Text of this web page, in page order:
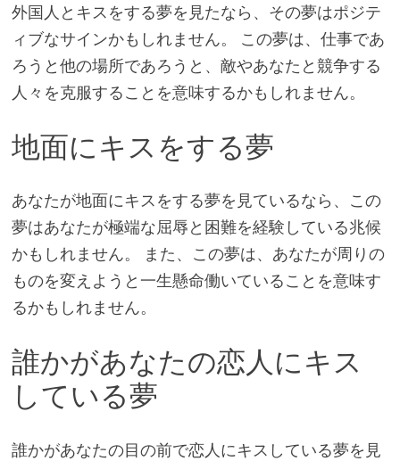
外国人とキスをする夢を見たなら、その夢はポジテ
ィブなサインかもしれません。 この夢は、仕事であ
ろうと他の場所であろうと、敵やあなたと競争する
人々を克服することを意味するかもしれません。
地面にキスをする夢
あなたが地面にキスをする夢を見ているなら、この
夢はあなたが極端な屈辱と困難を経験している兆候
かもしれません。 また、この夢は、あなたが周りの
ものを変えようと一生懸命働いていることを意味す
るかもしれません。
誰かがあなたの恋人にキス
している夢
誰かがあなたの目の前で恋人にキスしている夢を見